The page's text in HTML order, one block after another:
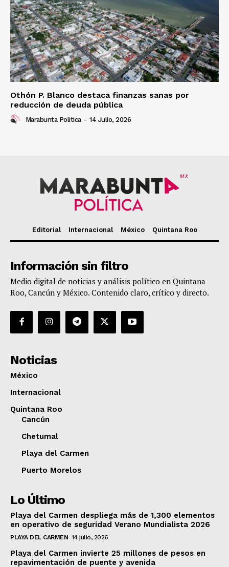
Othón P. Blanco destaca finanzas sanas por
reducción de deuda pública
Marabunta Politica - 14 Julio, 2026
MX
Editorial Internacional México Quintana Roo
Información sin filtro
Medio digital de noticias y análisis político en Quintana
Roo, Cancún y México. Contenido claro, crítico y directo.
Noticias
México
Internacional
Quintana Roo
Cancún
Chetumal
Playa del Carmen
Puerto Morelos
Lo Último
Playa del Carmen despliega más de 1,300 elementos
en operativo de seguridad Verano Mundialista 2026
PLAYA DEL CARMEN 14 julio, 2026
Playa del Carmen invierte 25 millones de pesos en
repavimentación de puente y avenida